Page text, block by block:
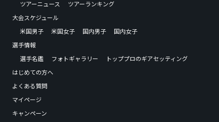
ツアーニュース
ツアーランキング
大会スケジュール
米国男子
米国女子 国内男子
国内女子
選手情報
選手名鑑
フォトギャラリー
トッププロのギアセッティング
はじめての方へ
よくある質問
マイページ
キャンペーン